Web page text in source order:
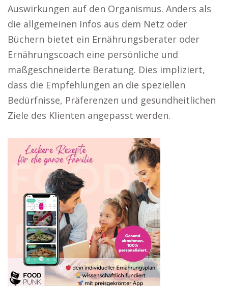
Auswirkungen auf den Organismus. Anders als
die allgemeinen Infos aus dem Netz oder
Büchern bietet ein Ernährungsberater oder
Ernährungscoach eine persönliche und
maßgeschneiderte Beratung. Dies impliziert,
dass die Empfehlungen an die speziellen
Bedürfnisse, Präferenzen und gesundheitlichen
Ziele des Klienten angepasst werden.